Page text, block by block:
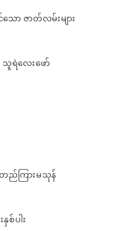
ာ ဇာတ်လမ်းများ
သူရဲလေးဖော်
ည်ကြားမသုန်
စ်ပါး